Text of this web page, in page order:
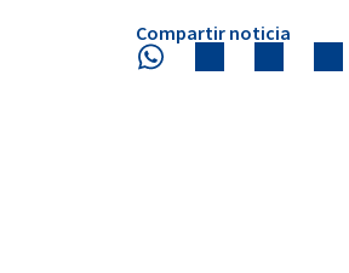
Compartir noticia